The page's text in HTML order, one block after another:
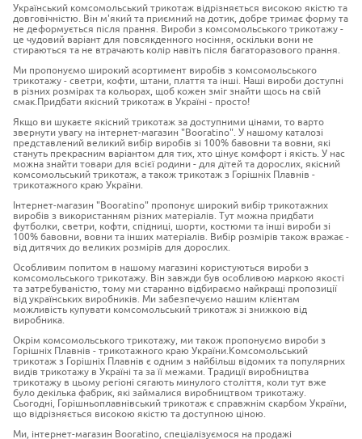
Український комсомольський трикотаж відрізняється високою якістю та
довговічністю. Він м'який та приємний на дотик, добре тримає форму та
не деформується після прання. Вироби з комсомольського трикотажу -
це чудовий варіант для повсякденного носіння, оскільки вони не
стираються та не втрачають колір навіть після багаторазового прання.
Ми пропонуємо широкий асортимент виробів з комсомольського
трикотажу - светри, кофти, штани, плаття та інші. Наші вироби доступні
в різних розмірах та кольорах, щоб кожен зміг знайти щось на свій
смак.Придбати якісний трикотаж в Україні - просто!
Якщо ви шукаєте якісний трикотаж за доступними цінами, то варто
звернути увагу на інтернет-магазин "Booratino". У нашому каталозі
представлений великий вибір виробів зі 100% бавовни та вовни, які
стануть прекрасним варіантом для тих, хто цінує комфорт і якість. У нас
можна знайти товари для всієї родини - для дітей та дорослих, якісний
комсомольський трикотаж, а також трикотаж з Горішніх Плавнів -
трикотажного краю України.
Інтернет-магазин "Booratino" пропонує широкий вибір трикотажних
виробів з використанням різних матеріалів. Тут можна придбати
футболки, светри, кофти, спідниці, шорти, костюми та інші вироби зі
100% бавовни, вовни та інших матеріалів. Вибір розмірів також вражає -
від дитячих до великих розмірів для дорослих.
Особливим попитом в нашому магазині користуються вироби з
комсомольського трикотажу. Він завжди був особливою маркою якості
та затребуваністю, тому ми старанно відбираємо найкращі пропозиції
від українських виробників. Ми забезпечуємо нашим клієнтам
можливість купувати комсомольський трикотаж зі знижкою від
виробника.
Окрім комсомольського трикотажу, ми також пропонуємо вироби з
Горішніх Плавнів - трикотажного краю України.Комсомольський
трикотаж з Горішніх Плавнів є одним з найбільш відомих та популярних
видів трикотажу в Україні та за її межами. Традиції виробництва
трикотажу в цьому регіоні сягають минулого століття, коли тут вже
було декілька фабрик, які займалися виробництвом трикотажу.
Сьогодні, Горішньоплавнівський трикотаж є справжнім скарбом України,
що відрізняється високою якістю та доступною ціною.
Ми, інтернет-магазин Booratino, спеціалізуємося на продажі